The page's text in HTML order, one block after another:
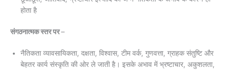
होता है
संगठनात्मक स्तर पर–
नैतिकता व्यावसायिकता, दक्षता, विश्वास, टीम वर्क, गुणवत्ता, ग्राहक संतुष्टि और
बेहतर कार्य संस्कृति की ओर ले जाती है। इसके अभाव में भ्रष्टाचार, अकुशलता,